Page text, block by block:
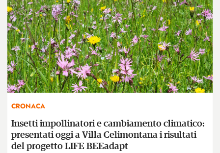
CRONACA
Insetti impollinatori e cambiamento climatico:
presentati oggi a Villa Celimontana i risultati
del progetto LIFE BEEadapt